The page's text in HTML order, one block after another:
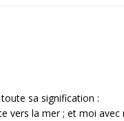
sa signification :
vers la mer ; et moi